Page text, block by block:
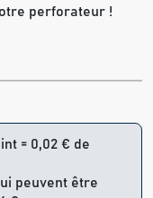
perforateur !
= 0,02 € de
peuvent être